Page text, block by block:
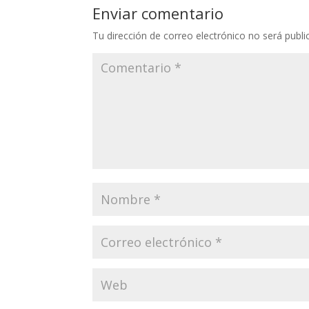
Enviar comentario
Tu dirección de correo electrónico no será